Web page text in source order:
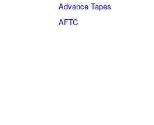
Advance Tapes
AFTC